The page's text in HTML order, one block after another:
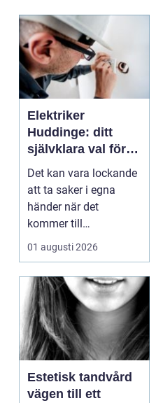
Elektriker
Huddinge: ditt
självklara val för
säker elinstallation
Det kan vara lockande
att ta saker i egna
händer när det
kommer till
hemförbättr...
01 augusti 2026
Estetisk tandvård
vägen till ett